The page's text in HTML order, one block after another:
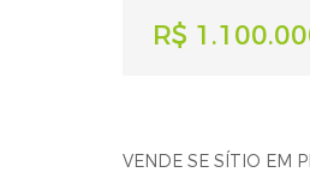
R$
VENDE SE SÍTIO EM